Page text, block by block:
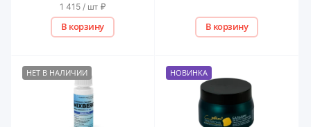
1 415 / шт ₽
В корзину В корзину
НЕТ В НАЛИЧИИ НОВИНКА